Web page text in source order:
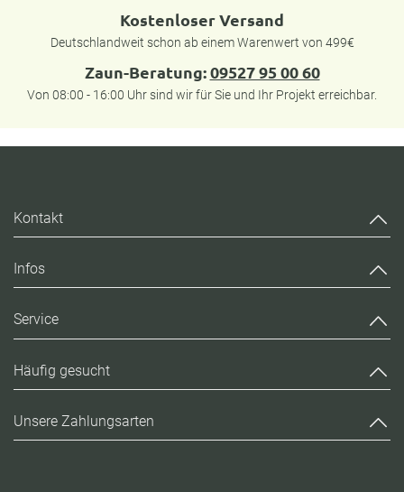
Kostenloser Versand
Deutschlandweit schon ab einem Warenwert von 499€
Zaun-Beratung:09527 95 00 60
Von 08:00 - 16:00 Uhr sind wir für Sie und Ihr Projekt erreichbar.
Kontakt
Infos
Service
Häufig gesucht
Unsere Zahlungsarten